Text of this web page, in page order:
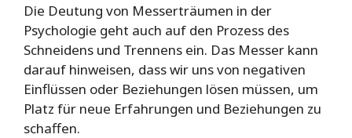
Die Deutung von Messerträumen in der
Psychologie geht auch auf den Prozess des
Schneidens und Trennens ein. Das Messer kann
darauf hinweisen, dass wir uns von negativen
Einflüssen oder Beziehungen lösen müssen, um
Platz für neue Erfahrungen und Beziehungen zu
schaffen.